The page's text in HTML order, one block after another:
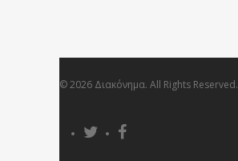
© 2026 Διακόνημα. All Rights Reserved.